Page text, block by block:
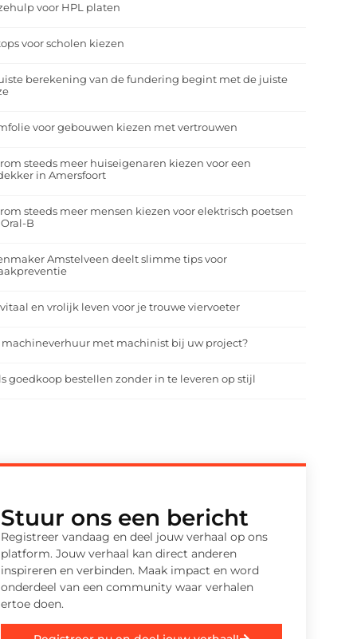
voor HPL platen
voor scholen kiezen
berekening van de fundering begint met de juiste
voor gebouwen kiezen met vertrouwen
steeds meer huiseigenaren kiezen voor een
in Amersfoort
steeds meer mensen kiezen voor elektrisch poetsen
B
Amstelveen deelt slimme tips voor
en vrolijk leven voor je trouwe viervoeter
machineverhuur met machinist bij uw project?
goedkoop bestellen zonder in te leveren op stijl
Stuur ons een bericht
Registreer vandaag en deel jouw verhaal op ons
platform. Jouw verhaal kan direct anderen
inspireren en verbinden. Maak impact en word
onderdeel van een community waar verhalen
ertoe doen.